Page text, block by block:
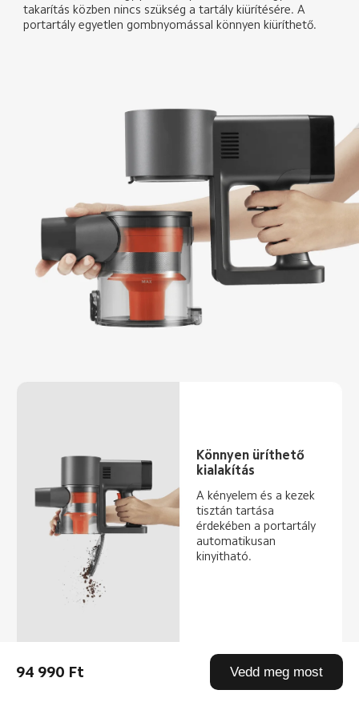
94 990 Ft Vedd meg most
takarítás közben nincs szükség a tartály kiürítésére. A
portartály egyetlen gombnyomással könnyen kiüríthető.
Könnyen üríthető
kialakítás
A kényelem és a kezek
tisztán tartása
érdekében a portartály
automatikusan
kinyitható.